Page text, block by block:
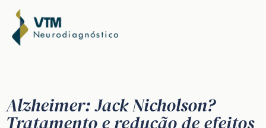
Alzheimer: Jack Nicholson?
Tratamento e redução de efeitos